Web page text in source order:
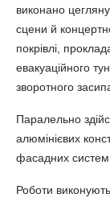
виконано
сцени й
покрівлі,
евакуаційного
зворотного
Паралельно
алюмінієвих
фасадних систем.
Роботи